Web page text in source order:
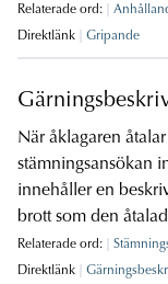
Relaterade ord:
Direktlänk
Gripande
När åklagaren
stämningsansökan
innehåller en
brott som den
Relaterade ord:
Direktlänk